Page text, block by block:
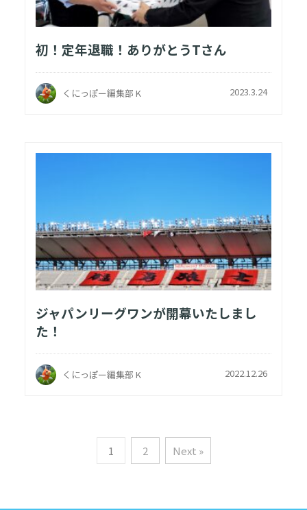
初！定年退職！ありがとうTさん
くにっぽー編集部 K 2023.3.24
ジャパンリーグワンが開幕いたしまし
た！
くにっぽー編集部 K 2022.12.26
1 2 Next »